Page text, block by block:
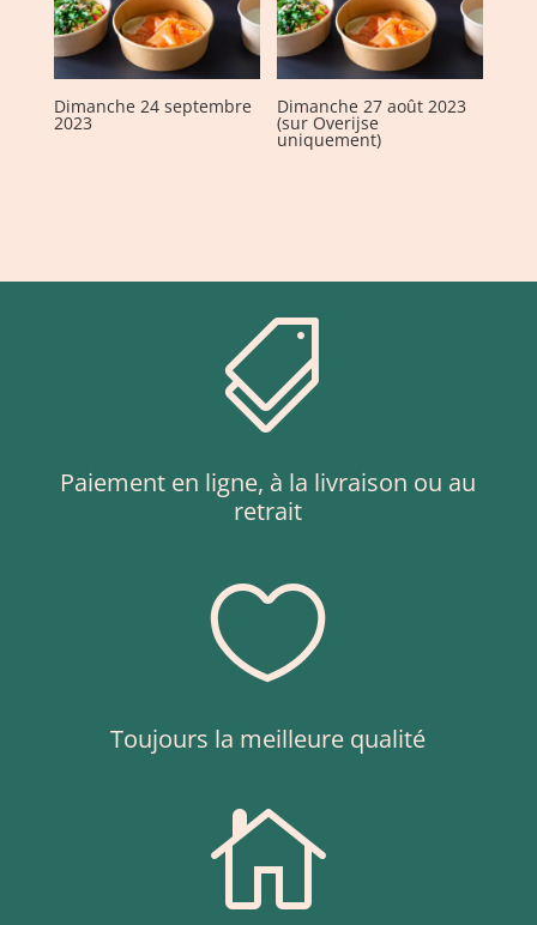
Dimanche 24 septembre
2023
Dimanche 27 août 2023
(sur Overijse
uniquement)

Paiement en ligne, à la livraison ou au
retrait

Toujours la meilleure qualité
